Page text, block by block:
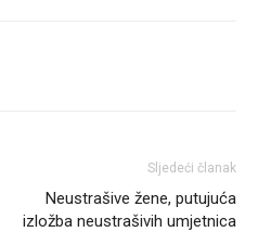
Sljedeći članak
Neustrašive žene, putujuća
izložba neustrašivih umjetnica